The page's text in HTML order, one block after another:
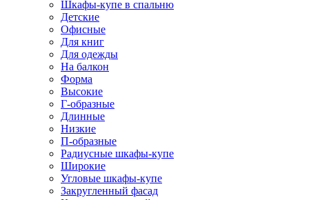
Шкафы-купе в спальню
Детские
Офисные
Для книг
Для одежды
На балкон
Форма
Высокие
Г-образные
Длинные
Низкие
П-образные
Радиусные шкафы-купе
Широкие
Угловые шкафы-купе
Закругленный фасад